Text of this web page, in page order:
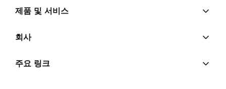
제품 및 서비스
회사
주요 링크